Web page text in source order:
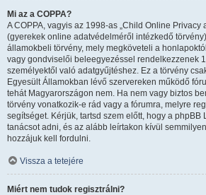
Mi az a COPPA?
A COPPA, vagyis az 1998-as „Child Online Privacy
(gyerekek online adatvédelméről intézkedő
államokbeli törvény, mely megköveteli a
vagy gondviselői beleegyezéssel rendelkezzenek
személyektől való adatgyűjtéshez. Ez a törvény
Egyesült Államokban lévő szervereken működő
tehát Magyarországon nem. Ha nem vagy biztos
törvény vonatkozik-e rád vagy a fórumra, melyre
segítséget. Kérjük, tartsd szem előtt, hogy a phpBB
tanácsot adni, és az alább leírtakon kívül
hozzájuk kell fordulni.
Vissza a tetejére
Miért nem tudok regisztrálni?